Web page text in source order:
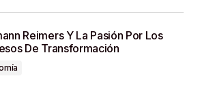
Reimers Y La Pasión Por Los
De Transformación